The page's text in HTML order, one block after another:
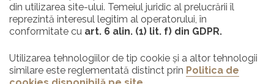
din utilizarea site-ului. Temeiul juridic al prelucrării îl
reprezintă interesul legitim al operatorului, în
conformitate cu art. 6 alin. (1) lit. f) din GDPR.
Utilizarea tehnologiilor de tip cookie și a altor tehnologii
similare este reglementată distinct prin Politica de